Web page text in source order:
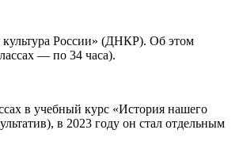
культура России» (ДНКР). Об этом
— по 34 часа).
в учебный курс «История нашего
в 2023 году он стал отдельным